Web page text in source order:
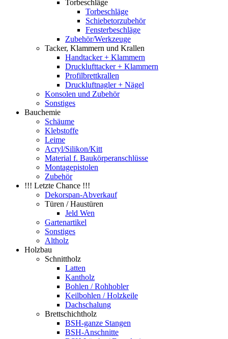
Torbeschläge
Torbeschläge
Schiebetorzubehör
Fensterbeschläge
Zubehör/Werkzeuge
Tacker, Klammern und Krallen
Handtacker + Klammern
Drucklufttacker + Klammern
Profilbrettkrallen
Druckluftnagler + Nägel
Konsolen und Zubehör
Sonstiges
Bauchemie
Schäume
Klebstoffe
Leime
Acryl/Silikon/Kitt
Material f. Baukörperanschlüsse
Montagepistolen
Zubehör
!!! Letzte Chance !!!
Dekorspan-Abverkauf
Türen / Haustüren
Jeld Wen
Gartenartikel
Sonstiges
Altholz
Holzbau
Schnittholz
Latten
Kantholz
Bohlen / Rohhobler
Keilbohlen / Holzkeile
Dachschalung
Brettschichtholz
BSH-ganze Stangen
BSH-Anschnitte